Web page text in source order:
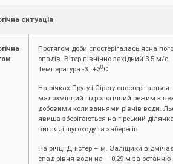
ситуація
Протягом доби спостерігалась ясна
опадів. Вітер північно-західний 3-5 м/с.
Температура -3…+30 С.
На річках Пруту і Сірету спостерігається
малозмінний гідрологічний режим з
добовими коливаннями рівнів води.
явища зберігаються на гірський
вигляді шугоходу та заберегів.
На річці Дністер – м. Заліщики
спад рівня води на – 0,29 м за останню